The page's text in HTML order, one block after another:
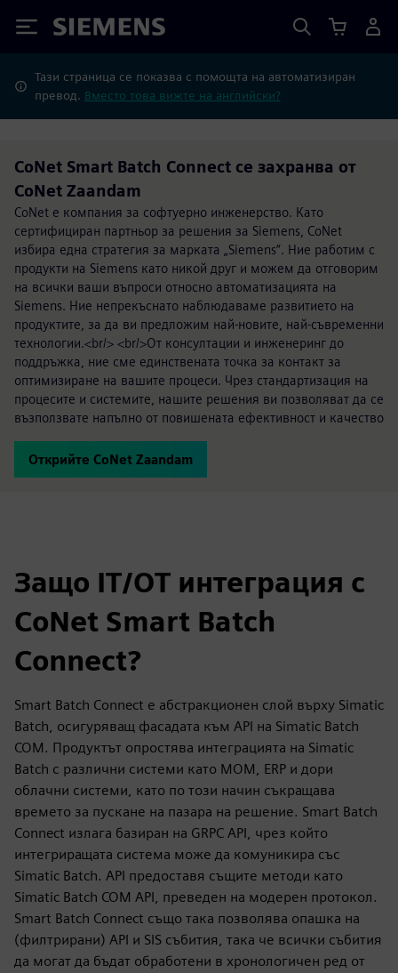
Siemens
Тази страница се показва с помощта на автоматизиран
превод. Вместо това вижте на английски?
CoNet Smart Batch Connect се захранва от
CoNet Zaandam
CoNet е компания за софтуерно инженерство. Като
сертифициран партньор за решения за Siemens, CoNet
избира една стратегия за марката „Siemens“. Ние работим с
продукти на Siemens като никой друг и можем да отговорим
на всички ваши въпроси относно автоматизацията на
Siemens. Ние непрекъснато наблюдаваме развитието на
продуктите, за да ви предложим най-новите, най-съвременни
технологии.<br/> <br/>От консултации и инженеринг до
поддръжка, ние сме единствената точка за контакт за
оптимизиране на вашите процеси. Чрез стандартизация на
процесите и системите, нашите решения ви позволяват да се
възползвате напълно от повишената ефективност и качество
Открийте CoNet Zaandam
Защо IT/OT интеграция с
CoNet Smart Batch
Connect?
Smart Batch Connect е абстракционен слой върху Simatic
Batch, осигуряващ фасадата към API на Simatic Batch
COM. Продуктът опростява интеграцията на Simatic
Batch с различни системи като MOM, ERP и дори
облачни системи, като по този начин съкращава
времето за пускане на пазара на решение. Smart Batch
Connect излага базиран на GRPC API, чрез който
интегриращата система може да комуникира със
Simatic Batch. API предоставя същите методи като
Simatic Batch COM API, преведен на модерен протокол.
Smart Batch Connect също така позволява опашка на
(филтрирани) API и SIS събития, така че всички събития
да могат да бъдат обработени в хронологичен ред от